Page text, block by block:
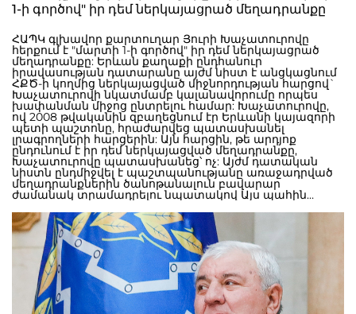
1-ի գործով" իր դեմ ներկայացրած մեղադրանքը
ՀԱՊԿ գլխավոր քարտուղար Յուրի Խաչատուրովը
հերքում է "մարտի 1-ի գործով" իր դեմ ներկայացրած
մեղադրանքը: Երևան քաղաքի ընդհանուր
իրավասության դատարանը այժմ նիստ է անցկացնում
ՀՔԾ-ի կողմից ներկայացված միջնորդության հարցով`
Խաչատուրովի նկատմամբ կալանավորումը որպես
խափանման միջոց ընտրելու համար: Խաչատուրովը,
ով 2008 թվականին զբաղեցնում էր Երևանի կայազորի
պետի պաշտոնը, հրաժարվեց պատասխանել
լրագրողների հարցերին: Այն հարցին, թե արդյոք
ընդունում է իր դեմ ներկայացված մեղադրանքը,
Խաչատուրովը պատասխանեց՝ ոչ: Այժմ դատական
նիստն ընդմիջվել է պաշտպանությանը առաջադրված
մեղադրանքներին ծանոթանալուն բավարար
ժամանակ տրամադրելու նպատակով Այս պահին
դատարանի Շենգավիթի նստավայրում քննվում է նաև
ՀՀ երկրորդ նախագահ Ռոբերտ Քոչարյանին
կալանավորելու նախաքննական մարմնի
միջնորդությունը: Քոչարյանին ու Խաչատուրովին
մեղադրանք է ներկայացվել ՀՀ քրեական օրենսգրքի
300.1-ին հոդվածի 1-ին մասով այն բանի համար, որ
նրանք այլ անձանց հետ նախնական
համաձայնությամբ տապալել են Հայաստանի
Հանրապետության սահմանադրական կարգը: